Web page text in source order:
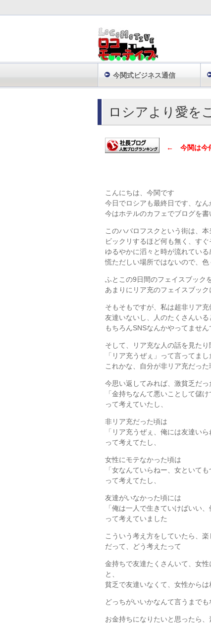
ロシアより愛を
← 今関は今
こんにちは、今関です
今日でロシアも最終日です、な
今はホテルのカフェでブログを書
このハバロフスクという街は、
ビックリするほど何も無く、す
ゆるやかに滔々と時が流れている
慌ただしい場所ではないので、
ふとこの9日間のフェイスブック
あまりにリア充のフェイスブッ
そもそもですが、私は超非リア充
友達いないし、人のたくさんい
もちろんSNSなんかやってません
そして、リア充な人の話を見た
「リア充うぜぇ」って言ってまし
これかな、自分が非リア充だっ
今思い返してみれば、激貧乏だっ
「金持ちなんて悪いことして儲
って考えていたし、
非リア充だった頃は
「リア充うぜぇ、俺には友達いら
って考えてたし、
女性にモテなかった頃は
「女なんていらねー、女といても
って考えてたし、
友達がいなかった頃には
「俺は一人で生きていけばいい、
って考えていました
こういう考え方をしていたら、
だって、どう考えたって
金持ちで友達たくさんいて、女
と、
貧乏で友達いなくて、女性から
どっちがいいかなんて言うまでも
お金持ちになりたいと思ったら、
今関式ビジネス通信